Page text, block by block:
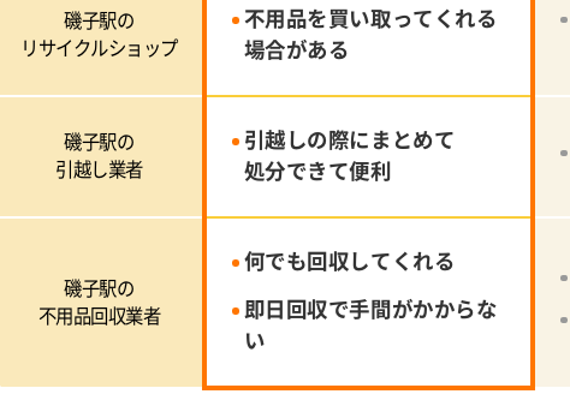
磯子駅の
リサイクルショップ
不用品を買い取ってくれる
場合がある
磯子駅の
引越し業者
引越しの際にまとめて
処分できて便利
磯子駅の
不用品回収業者
何でも回収してくれる
即日回収で手間がかからな
い